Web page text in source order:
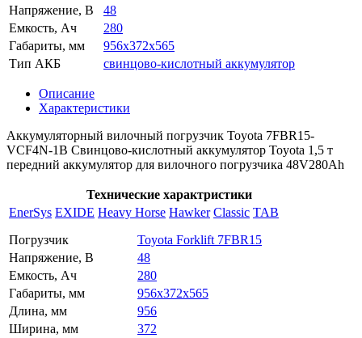
Напряжение, В
48
Емкость, Ач
280
Габариты, мм
956x372x565
Тип АКБ
свинцово-кислотный аккумулятор
Описание
Характеристики
Аккумуляторный вилочный погрузчик Toyota 7FBR15-
VCF4N-1B Свинцово-кислотный аккумулятор Toyota 1,5 т
передний аккумулятор для вилочного погрузчика 48V280Ah
Технические характристики
EnerSys EXIDE Heavy Horse Hawker Classic TAB
Погрузчик
Toyota Forklift 7FBR15
Напряжение, В
48
Емкость, Ач
280
Габариты, мм
956x372x565
Длина, мм
956
Ширина, мм
372